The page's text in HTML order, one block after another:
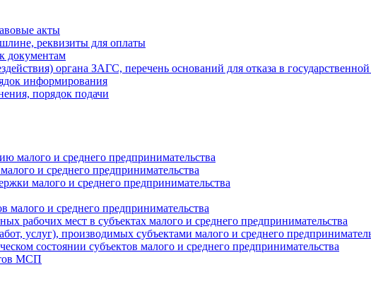
акты
реквизиты для оплаты
документам
органа ЗАГС, перечень оснований для отказа в
информирования
порядок подачи
малого и среднего предпринимательства
и среднего предпринимательства
малого и среднего предпринимательства
малого и среднего предпринимательства
рабочих мест в субъектах малого и среднего предпринимательства
услуг), производимых субъектами малого и среднего
состоянии субъектов малого и среднего предпринимательства
МСП